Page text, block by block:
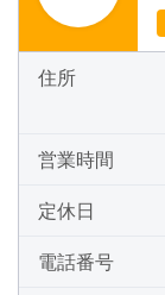
住所
営業時間
定休日
電話番号